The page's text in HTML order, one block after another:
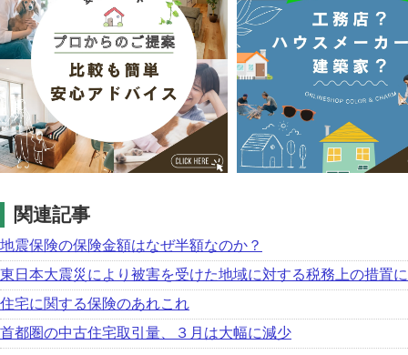
関連記事
地震保険の保険金額はなぜ半額なのか？
東日本大震災により被害を受けた地域に対する税務上の措置
住宅に関する保険のあれこれ
首都圏の中古住宅取引量、３月は大幅に減少